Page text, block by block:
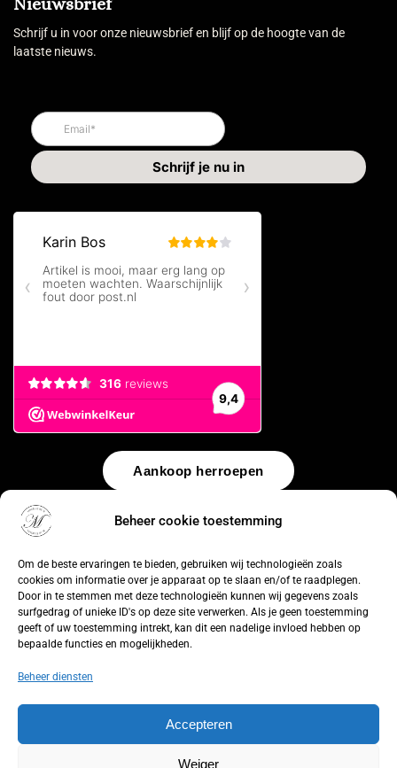
Beheer cookie toestemming
Om de beste ervaringen te bieden, gebruiken wij technologieën zoals
cookies om informatie over je apparaat op te slaan en/of te raadplegen.
Door in te stemmen met deze technologieën kunnen wij gegevens zoals
surfgedrag of unieke ID's op deze site verwerken. Als je geen toestemming
geeft of uw toestemming intrekt, kan dit een nadelige invloed hebben op
bepaalde functies en mogelijkheden.
Beheer diensten
Accepteren
Weiger
Schrijf u in voor onze nieuwsbrief en blijf op de hoogte van de
laatste nieuws.
Aankoop herroepen
© 2026 by WebUnlimited–Algemene voorwaarden